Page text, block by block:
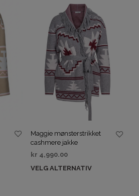
Maggie mønsterstrikket
cashmere jakke
kr 4,990.00
VELG ALTERNATIV